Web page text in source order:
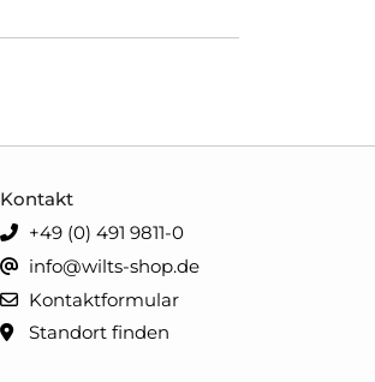
Kontakt
+49 (0) 491 9811-0
info@wilts-shop.de
Kontaktformular
Standort finden